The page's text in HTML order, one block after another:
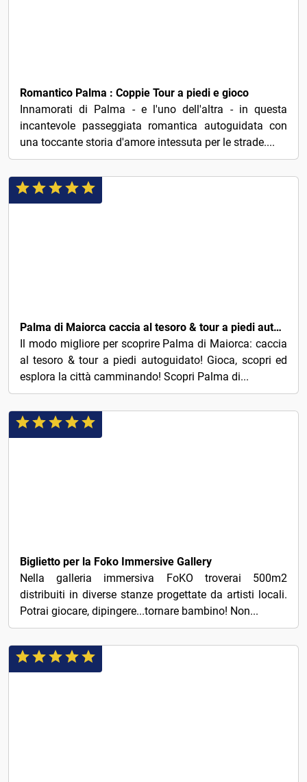
Romantico Palma : Coppie Tour a piedi e gioco
Innamorati di Palma - e l'uno dell'altra - in questa
incantevole passeggiata romantica autoguidata con
una toccante storia d'amore intessuta per le strade....
Palma di Maiorca caccia al tesoro & tour a piedi autoguidato
Il modo migliore per scoprire Palma di Maiorca: caccia
al tesoro & tour a piedi autoguidato! Gioca, scopri ed
esplora la città camminando! Scopri Palma di...
Biglietto per la Foko Immersive Gallery
Nella galleria immersiva FoKO troverai 500m2
distribuiti in diverse stanze progettate da artisti locali.
Potrai giocare, dipingere...tornare bambino! Non...